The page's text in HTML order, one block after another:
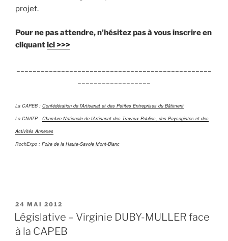
projet.
Pour ne pas attendre, n’hésitez pas à vous inscrire en
cliquantici >>>
La CAPEB : Confédération de l’Artisanat et des Petites Entreprises du Bâtiment
La CNATP : Chambre Nationale de l’Artisanat des Travaux Publics, des Paysagistes et des
Activités Annexes
RochExpo : Foire de la Haute-Savoie Mont-Blanc
PUBLIÉ
LE
24 MAI 2012
Législative – Virginie DUBY-MULLER face
à la CAPEB